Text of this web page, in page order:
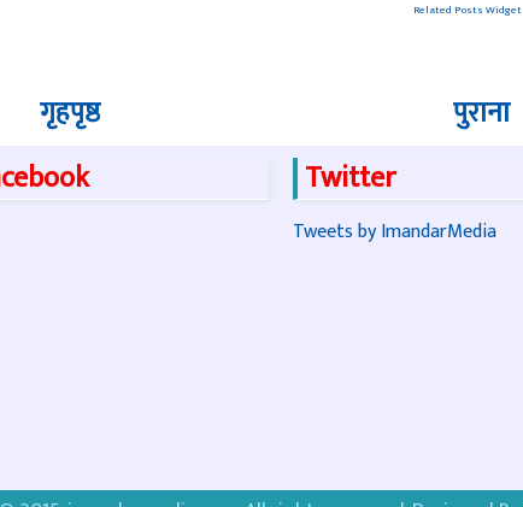
Related Posts Widget
पुराना
गृहपृष्ठ
Twitter
Tweets by ImandarMedia